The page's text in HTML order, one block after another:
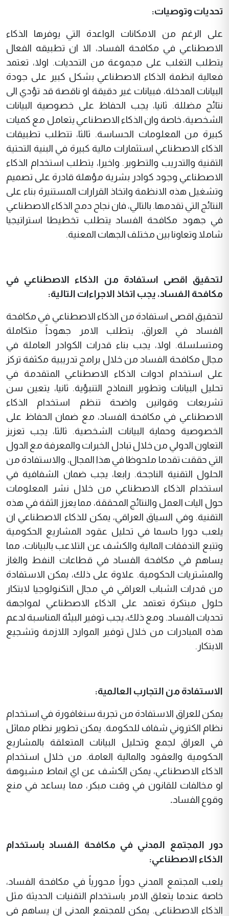
تحديات وتوصيات:
على الرغم من الامكانات الواعدة التي يوفرها الذكاء
الاصطناعي في مكافحة الفساد، الا ان تطبيقه الفعال
يتطلب التغلب على مجموعة من التحديات. اولا، تعتمد
فعالية انظمة الذكاء الاصطناعي بشكل كبير على جودة
البيانات المدخلة، فبيانات غير دقيقة او ناقصة قد تؤدي الى
نتائج مضللة. ثانيا، يجب الحفاظ على خصوصية البيانات
الشخصية، خاصة وان الذكاء الاصطناعي يتعامل مع كميات
كبيرة من المعلومات الحساسة. ثالثا، تتطلب تطبيقات
الذكاء الاصطناعي استثمارات مالية كبيرة في البنية التحتية
التقنية والتدريب والتطوير. واخيرا، يتطلب استخدام الذكاء
الاصطناعي وجود كوادر بشرية مؤهلة قادرة على تصميم
وتشغيل هذه الانظمة واتخاذ القرارات المستنيرة بناء على
النتائج التي تقدمها. بالتالي، فان نجاح دمج الذكاء الاصطناعي
في جهود مكافحة الفساد يتطلب تخطيطا استراتيجيا
شاملا وتعاونا بين مختلف الجهات المعنية.
لتحقيق اقصى استفادة من الذكاء الاصطناعي في
مكافحة الفساد، يجب اتخاذ الاجراءات التالية:
لتحقيق اقصى استفادة من الذكاء الاصطناعي في مكافحة
الفساد في العراق، يتطلب الامر جهوداً متكاملة
ومتسلسلة. اولا، يجب بناء قدرات الكوادر العاملة في
مجال مكافحة الفساد من خلال برامج تدريبية مكثفة تركز
على استخدام ادوات الذكاء الاصطناعي المتقدمة في
تحليل البيانات وتطوير النماذج التنبؤية. ثانيا، يتعين سن
تشريعات وقوانين واضحة تنظم استخدام الذكاء
الاصطناعي في مكافحة الفساد، مع ضمان الحفاظ على
الخصوصية وحماية البيانات الشخصية. ثالثا، يجب تعزيز
التعاون الدولي من خلال تبادل الخبرات والمعرفة مع الدول
التي حققت تقدما ملحوظا في هذا المجال، والاستفادة من
الحلول التقنية الناجحة. رابعا، يجب ضمان الشفافية في
استخدام الذكاء الاصطناعي من خلال نشر المعلومات
حول اليات العمل والنتائج المحققة، مما يعزز الثقة في هذه
التقنية. وفي السياق العراقي، يمكن للذكاء الاصطناعي ان
يلعب دورا حاسما في تحليل عقود المشاريع الحكومية
وتتبع التدفقات المالية والكشف عن التلاعب بالبيانات، مما
يساهم في مكافحة الفساد في قطاعات النفط والغاز
والمشتريات الحكومية. علاوة على ذلك، يمكن الاستفادة
من قدرات الشباب العراقي في مجال التكنولوجيا لابتكار
حلول مبتكرة تعتمد على الذكاء الاصطناعي لمواجهة
تحديات الفساد. ومع ذلك، يجب توفير البيئة المناسبة لدعم
هذه المبادرات من خلال توفير الموارد اللازمة وتشجيع
الابتكار.
الاستفادة من التجارب العالمية:
يمكن للعراق الاستفادة من تجربة سنغافورة في استخدام
نظام الكتروني شفاف للحكومة. يمكن تطوير نظام مماثل
في العراق لجمع وتحليل البيانات المتعلقة بالمشاريع
الحكومية والعقود والمالية العامة. من خلال استخدام
الذكاء الاصطناعي، يمكن الكشف عن اي انماط مشبوهة
او مخالفات للقانون في وقت مبكر، مما يساعد في منع
وقوع الفساد.
دور المجتمع المدني في مكافحة الفساد باستخدام
الذكاء الاصطناعي:
يلعب المجتمع المدني دوراً محورياً في مكافحة الفساد،
خاصة عندما يتعلق الامر باستخدام التقنيات الحديثة مثل
الذكاء الاصطناعي. يمكن للمجتمع المدني ان يساهم في